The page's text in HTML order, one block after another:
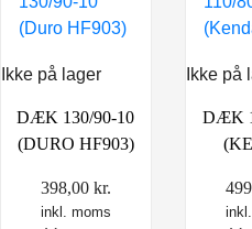
Ikke på lager
DÆK 130/90-10
(DURO HF903)
398,00 kr.
inkl. moms
Ikke på
DÆK